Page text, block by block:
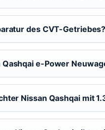
des CVT-
e-Power
Nissan Qashqai mit